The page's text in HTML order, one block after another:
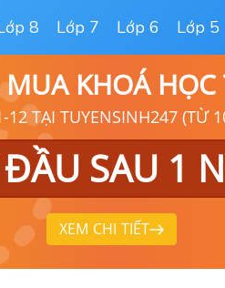
8 Lớp 7 Lớp 6 Lớp 5
KHOÁ HỌC
12 TẠI TUYENSINH247 (TỪ
SAU 1
XEM CHI TIẾT